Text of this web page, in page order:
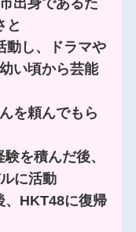
出身であるた
と
動し、ドラマや
い頃から芸能
を頼んでもら
を積んだ後、
に活動
、HKT48に復帰